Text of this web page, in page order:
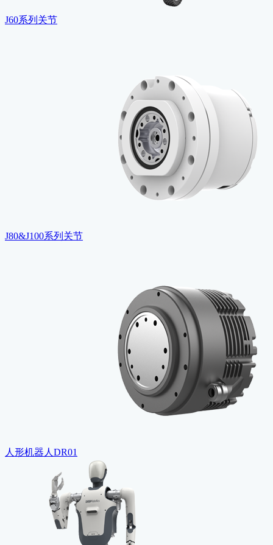
J60系列关节
J80&J100系列关节
人形机器人DR01